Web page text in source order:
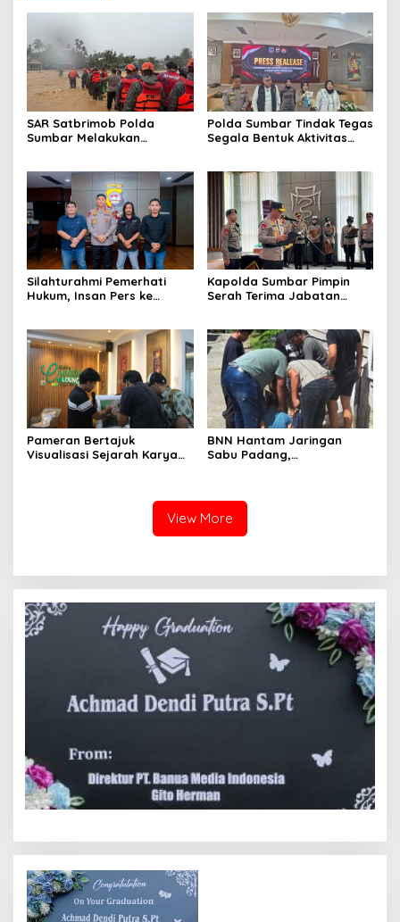
SAR Satbrimob Polda
Sumbar Melakukan
Polda Sumbar Tindak Tegas
Segala Bentuk Aktivitas
Lingkungan dan Merugikan
Negara
Silahturahmi Pemerhati
Hukum, Insan Pers ke
Dimata Hukum
Kapolda Sumbar Pimpin
Serah Terima Jabatan
Pameran Bertajuk
Visualisasi Sejarah Karya
BNN Hantam Jaringan
Sabu Padang,
View More